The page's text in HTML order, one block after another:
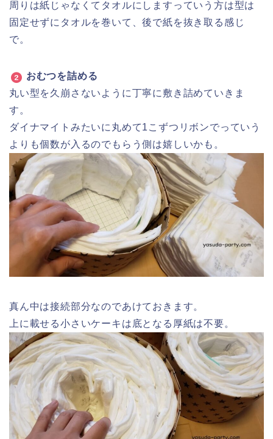
3段作りましたが、最上段はこれ以上接続しないので真
ケーキを重ねる
真ん中の接続部分に残りのおむつをちょっと出っ張る
感じで詰めます。
そこに別のケーキを接続するよ。